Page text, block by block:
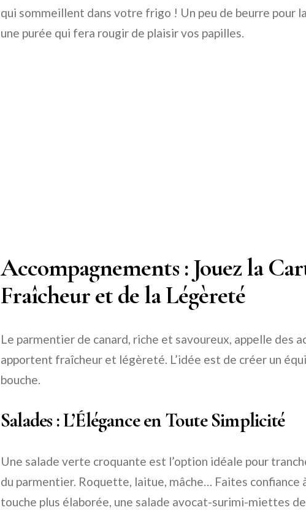
qui sommeillent dans votre frigo ! Un peu de beurre pour
une purée qui fera rougir de plaisir vos papilles.
Accompagnements : Jouez la
Fraîcheur et de la Légèreté
Le parmentier de canard, riche et savoureux, appelle des
apportent fraîcheur et légèreté. L’idée est de créer un
bouche.
Salades : L’Élégance en Toute Simplicité
Une salade verte croquante est l’option idéale pour
du parmentier. Roquette, laitue, mâche… Faites confiance
touche plus élaborée, une salade avocat-surimi-miettes